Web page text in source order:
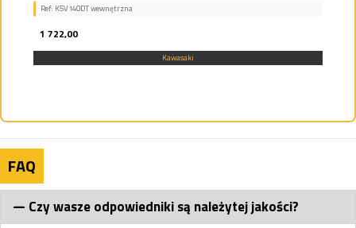
Ref: K5V140DT wewnętrzna
1 722,00
Kawasaki
FAQ
Czy wasze odpowiedniki są należytej jakości?